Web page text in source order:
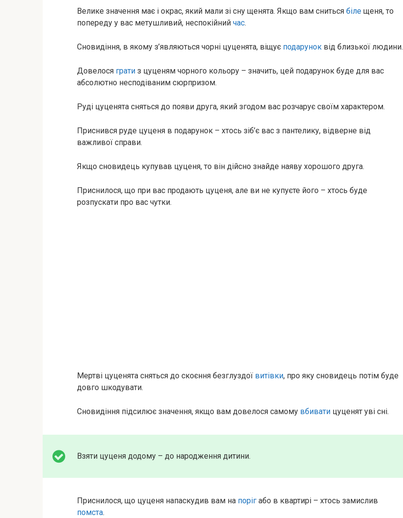
Велике значення має і окрас, який мали зі сну щенята. Якщо вам сниться біле щеня, то
попереду у вас метушливий, неспокійний час.
Сновидіння, в якому з’являються чорні цуценята, віщує подарунок від близької людини.
Довелося грати з цуценям чорного кольору – значить, цей подарунок буде для вас
абсолютно несподіваним сюрпризом.
Руді цуценята сняться до появи друга, який згодом вас розчарує своїм характером.
Приснився руде цуценя в подарунок – хтось зіб’є вас з пантелику, відверне від
важливої справи.
Якщо сновидець купував цуценя, то він дійсно знайде наяву хорошого друга.
Приснилося, що при вас продають цуценя, але ви не купуєте його – хтось буде
розпускати про вас чутки.
Мертві цуценята сняться до скоєння безглуздої витівки, про яку сновидець потім буде
довго шкодувати.
Сновидіння підсилює значення, якщо вам довелося самому вбивати цуценят уві сні.
Взяти цуценя додому – до народження дитини.
Приснилося, що цуценя напаскудив вам на поріг або в квартирі – хтось замислив
помста.